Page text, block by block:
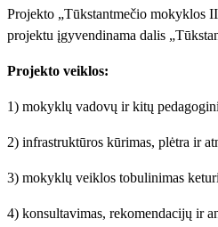
Projekto „Tūkstantmečio mokyklos
projektu įgyvendinama dalis
Projekto veiklos:
1) mokyklų vadovų ir kitų
2) infrastruktūros kūrimas, plėtra ir
3) mokyklų veiklos tobulinimas
4) konsultavimas, rekomendacijų ir